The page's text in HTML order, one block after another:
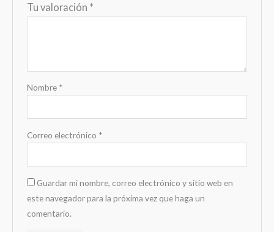
Tu valoración *
Nombre *
Correo electrónico *
Guardar mi nombre, correo electrónico y sitio web en
este navegador para la próxima vez que haga un
comentario.